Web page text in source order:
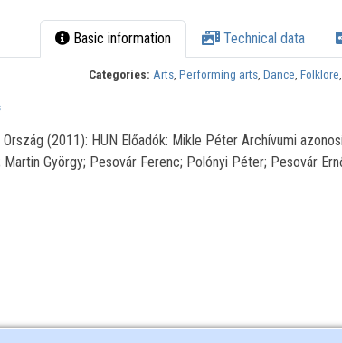
Basic information Technical data
Categories: Arts,Performing arts,Dance,Folklore
(2011): HUN Előadók: Mikle Péter Archívumi
György; Pesovár Ferenc; Polónyi Péter; Pesovár